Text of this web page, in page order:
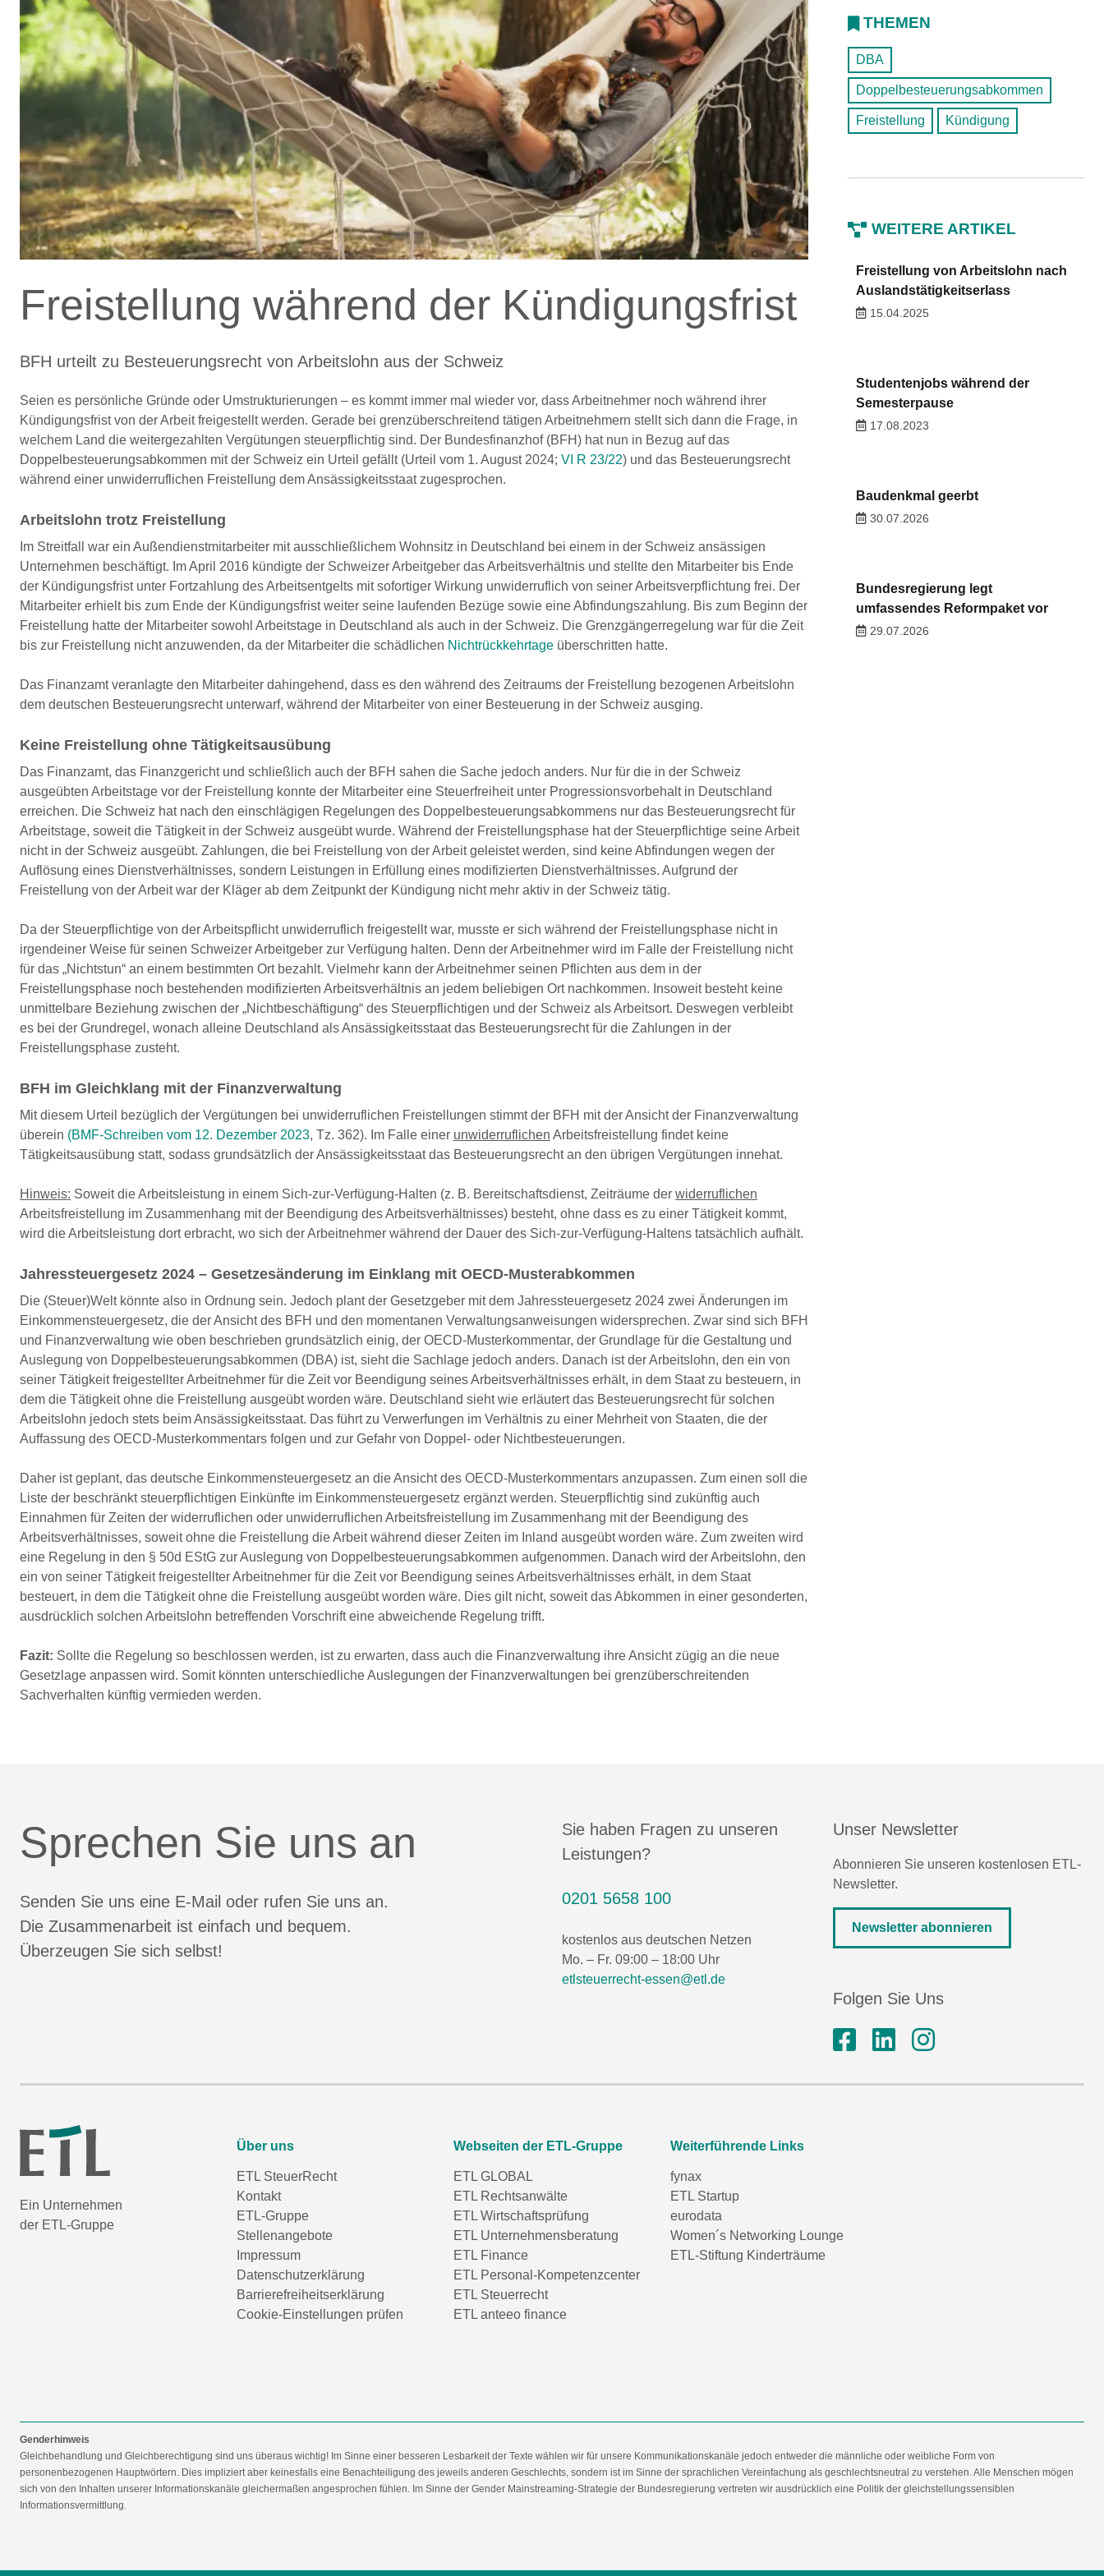
Freistellung während der Kündigungsfrist
BFH urteilt zu Besteuerungsrecht von Arbeitslohn aus der Schweiz
Seien es persönliche Gründe oder Umstrukturierungen – es kommt immer mal wieder vor, dass Arbeitnehmer noch während ihrer
Kündigungsfrist von der Arbeit freigestellt werden. Gerade bei grenzüberschreitend tätigen Arbeitnehmern stellt sich dann die Frage, in
welchem Land die weitergezahlten Vergütungen steuerpflichtig sind. Der Bundesfinanzhof (BFH) hat nun in Bezug auf das
Doppelbesteuerungsabkommen mit der Schweiz ein Urteil gefällt (Urteil vom 1. August 2024; VI R 23/22) und das Besteuerungsrecht
während einer unwiderruflichen Freistellung dem Ansässigkeitsstaat zugesprochen.
Arbeitslohn trotz Freistellung
Im Streitfall war ein Außendienstmitarbeiter mit ausschließlichem Wohnsitz in Deutschland bei einem in der Schweiz ansässigen
Unternehmen beschäftigt. Im April 2016 kündigte der Schweizer Arbeitgeber das Arbeitsverhältnis und stellte den Mitarbeiter bis Ende
der Kündigungsfrist unter Fortzahlung des Arbeitsentgelts mit sofortiger Wirkung unwiderruflich von seiner Arbeitsverpflichtung frei. Der
Mitarbeiter erhielt bis zum Ende der Kündigungsfrist weiter seine laufenden Bezüge sowie eine Abfindungszahlung. Bis zum Beginn der
Freistellung hatte der Mitarbeiter sowohl Arbeitstage in Deutschland als auch in der Schweiz. Die Grenzgängerregelung war für die Zeit
bis zur Freistellung nicht anzuwenden, da der Mitarbeiter die schädlichen Nichtrückkehrtage überschritten hatte.
Das Finanzamt veranlagte den Mitarbeiter dahingehend, dass es den während des Zeitraums der Freistellung bezogenen Arbeitslohn
dem deutschen Besteuerungsrecht unterwarf, während der Mitarbeiter von einer Besteuerung in der Schweiz ausging.
Keine Freistellung ohne Tätigkeitsausübung
Das Finanzamt, das Finanzgericht und schließlich auch der BFH sahen die Sache jedoch anders. Nur für die in der Schweiz
ausgeübten Arbeitstage vor der Freistellung konnte der Mitarbeiter eine Steuerfreiheit unter Progressionsvorbehalt in Deutschland
erreichen. Die Schweiz hat nach den einschlägigen Regelungen des Doppelbesteuerungsabkommens nur das Besteuerungsrecht für
Arbeitstage, soweit die Tätigkeit in der Schweiz ausgeübt wurde. Während der Freistellungsphase hat der Steuerpflichtige seine Arbeit
nicht in der Schweiz ausgeübt. Zahlungen, die bei Freistellung von der Arbeit geleistet werden, sind keine Abfindungen wegen der
Auflösung eines Dienstverhältnisses, sondern Leistungen in Erfüllung eines modifizierten Dienstverhältnisses. Aufgrund der
Freistellung von der Arbeit war der Kläger ab dem Zeitpunkt der Kündigung nicht mehr aktiv in der Schweiz tätig.
Da der Steuerpflichtige von der Arbeitspflicht unwiderruflich freigestellt war, musste er sich während der Freistellungsphase nicht in
irgendeiner Weise für seinen Schweizer Arbeitgeber zur Verfügung halten. Denn der Arbeitnehmer wird im Falle der Freistellung nicht
für das „Nichtstun“ an einem bestimmten Ort bezahlt. Vielmehr kann der Arbeitnehmer seinen Pflichten aus dem in der
Freistellungsphase noch bestehenden modifizierten Arbeitsverhältnis an jedem beliebigen Ort nachkommen. Insoweit besteht keine
unmittelbare Beziehung zwischen der „Nichtbeschäftigung“ des Steuerpflichtigen und der Schweiz als Arbeitsort. Deswegen verbleibt
es bei der Grundregel, wonach alleine Deutschland als Ansässigkeitsstaat das Besteuerungsrecht für die Zahlungen in der
Freistellungsphase zusteht.
BFH im Gleichklang mit der Finanzverwaltung
Mit diesem Urteil bezüglich der Vergütungen bei unwiderruflichen Freistellungen stimmt der BFH mit der Ansicht der Finanzverwaltung
überein (BMF-Schreiben vom 12. Dezember 2023, Tz. 362). Im Falle einer unwiderruflichen Arbeitsfreistellung findet keine
Tätigkeitsausübung statt, sodass grundsätzlich der Ansässigkeitsstaat das Besteuerungsrecht an den übrigen Vergütungen innehat.
Hinweis: Soweit die Arbeitsleistung in einem Sich-zur-Verfügung-Halten (z. B. Bereitschaftsdienst, Zeiträume der widerruflichen
Arbeitsfreistellung im Zusammenhang mit der Beendigung des Arbeitsverhältnisses) besteht, ohne dass es zu einer Tätigkeit kommt,
wird die Arbeitsleistung dort erbracht, wo sich der Arbeitnehmer während der Dauer des Sich-zur-Verfügung-Haltens tatsächlich aufhält.
Jahressteuergesetz 2024 – Gesetzesänderung im Einklang mit OECD-Musterabkommen
Die (Steuer)Welt könnte also in Ordnung sein. Jedoch plant der Gesetzgeber mit dem Jahressteuergesetz 2024 zwei Änderungen im
Einkommensteuergesetz, die der Ansicht des BFH und den momentanen Verwaltungsanweisungen widersprechen. Zwar sind sich BFH
und Finanzverwaltung wie oben beschrieben grundsätzlich einig, der OECD-Musterkommentar, der Grundlage für die Gestaltung und
Auslegung von Doppelbesteuerungsabkommen (DBA) ist, sieht die Sachlage jedoch anders. Danach ist der Arbeitslohn, den ein von
seiner Tätigkeit freigestellter Arbeitnehmer für die Zeit vor Beendigung seines Arbeitsverhältnisses erhält, in dem Staat zu besteuern, in
dem die Tätigkeit ohne die Freistellung ausgeübt worden wäre. Deutschland sieht wie erläutert das Besteuerungsrecht für solchen
Arbeitslohn jedoch stets beim Ansässigkeitsstaat. Das führt zu Verwerfungen im Verhältnis zu einer Mehrheit von Staaten, die der
Auffassung des OECD-Musterkommentars folgen und zur Gefahr von Doppel- oder Nichtbesteuerungen.
Daher ist geplant, das deutsche Einkommensteuergesetz an die Ansicht des OECD-Musterkommentars anzupassen. Zum einen soll die
Liste der beschränkt steuerpflichtigen Einkünfte im Einkommensteuergesetz ergänzt werden. Steuerpflichtig sind zukünftig auch
Einnahmen für Zeiten der widerruflichen oder unwiderruflichen Arbeitsfreistellung im Zusammenhang mit der Beendigung des
Arbeitsverhältnisses, soweit ohne die Freistellung die Arbeit während dieser Zeiten im Inland ausgeübt worden wäre. Zum zweiten wird
eine Regelung in den § 50d EStG zur Auslegung von Doppelbesteuerungsabkommen aufgenommen. Danach wird der Arbeitslohn, den
ein von seiner Tätigkeit freigestellter Arbeitnehmer für die Zeit vor Beendigung seines Arbeitsverhältnisses erhält, in dem Staat
besteuert, in dem die Tätigkeit ohne die Freistellung ausgeübt worden wäre. Dies gilt nicht, soweit das Abkommen in einer gesonderten,
ausdrücklich solchen Arbeitslohn betreffenden Vorschrift eine abweichende Regelung trifft.
Fazit: Sollte die Regelung so beschlossen werden, ist zu erwarten, dass auch die Finanzverwaltung ihre Ansicht zügig an die neue
Gesetzlage anpassen wird. Somit könnten unterschiedliche Auslegungen der Finanzverwaltungen bei grenzüberschreitenden
Sachverhalten künftig vermieden werden.
THEMEN
DBA
Doppelbesteuerungsabkommen
Freistellung Kündigung
WEITERE ARTIKEL
Freistellung von Arbeitslohn nach
Auslandstätigkeitserlass
15.04.2025
Studentenjobs während der
Semesterpause
17.08.2023
Baudenkmal geerbt
30.07.2026
Bundesregierung legt
umfassendes Reformpaket vor
29.07.2026
Sprechen Sie uns an
Senden Sie uns eine E-Mail oder rufen Sie uns an.
Die Zusammenarbeit ist einfach und bequem.
Überzeugen Sie sich selbst!
Sie haben Fragen zu unseren
Leistungen?
0201 5658 100
kostenlos aus deutschen Netzen
Mo. – Fr. 09:00 – 18:00 Uhr
etlsteuerrecht-essen@etl.de
Unser Newsletter
Abonnieren Sie unseren kostenlosen ETL-
Newsletter.
Newsletter abonnieren
Folgen Sie Uns
Ein Unternehmen
der ETL-Gruppe
Über uns
ETL SteuerRecht
Kontakt
ETL-Gruppe
Stellenangebote
Impressum
Datenschutzerklärung
Barrierefreiheitserklärung
Cookie-Einstellungen prüfen
Webseiten der ETL-Gruppe
ETL GLOBAL
ETL Rechtsanwälte
ETL Wirtschaftsprüfung
ETL Unternehmensberatung
ETL Finance
ETL Personal-Kompetenzcenter
ETL Steuerrecht
ETL anteeo finance
Weiterführende Links
fynax
ETL Startup
eurodata
Women´s Networking Lounge
ETL-Stiftung Kinderträume
Genderhinweis
Gleichbehandlung und Gleichberechtigung sind uns überaus wichtig! Im Sinne einer besseren Lesbarkeit der Texte wählen wir für unsere Kommunikationskanäle jedoch entweder die männliche oder weibliche Form von
personenbezogenen Hauptwörtern. Dies impliziert aber keinesfalls eine Benachteiligung des jeweils anderen Geschlechts, sondern ist im Sinne der sprachlichen Vereinfachung als geschlechtsneutral zu verstehen. Alle Menschen mögen
sich von den Inhalten unserer Informationskanäle gleichermaßen angesprochen fühlen. Im Sinne der Gender Mainstreaming-Strategie der Bundesregierung vertreten wir ausdrücklich eine Politik der gleichstellungssensiblen
Informationsvermittlung.